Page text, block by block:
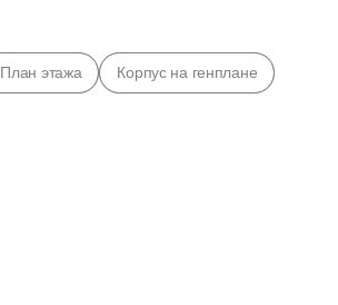
План этажа Корпус на генплане